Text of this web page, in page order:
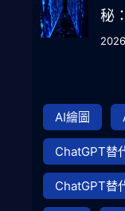
秘
AI繪圖
ChatGPT替
ChatGPT替